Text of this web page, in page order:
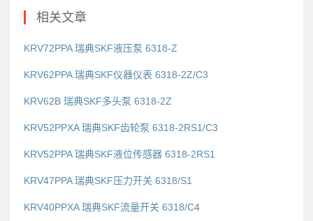
相关文章
KRV72PPA 瑞典SKF液压泵 6318-Z
KRV62PPA 瑞典SKF仪器仪表 6318-2Z/C3
KRV62B 瑞典SKF多头泵 6318-2Z
KRV52PPXA 瑞典SKF齿轮泵 6318-2RS1/C3
KRV52PPA 瑞典SKF液位传感器 6318-2RS1
KRV47PPA 瑞典SKF压力开关 6318/S1
KRV40PPXA 瑞典SKF流量开关 6318/C4